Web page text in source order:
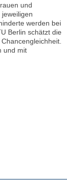
und
werden bei
Berlin schätzt die
und mit